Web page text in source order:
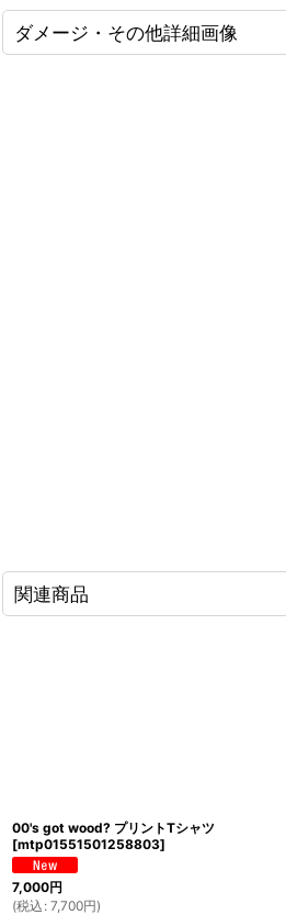
ダメージ・その他詳細画像
関連商品
00's got wood? プリントTシャツ
[mtp01551501258803]
7,000円
(税込 : 7,700円)